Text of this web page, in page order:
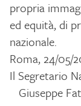
propria
ed equità, di
nazionale.
Roma, 24/05/
Il Segretario
Giuseppe